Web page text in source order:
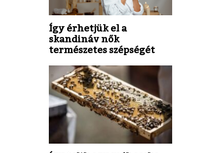
Így érhetjük el a
skandináv nők
természetes szépségét